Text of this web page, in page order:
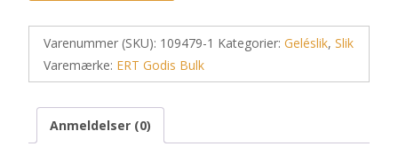
Varenummer (SKU): 109479-1 Kategorier: Geléslik, Slik
Varemærke: ERT Godis Bulk
Anmeldelser (0)